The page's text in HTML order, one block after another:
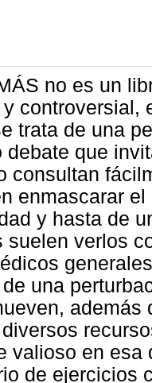
no es un
controversial,
trata de una
debate que
consultan
enmascarar
y hasta de
verlos
una
además
valioso en
de ejercicios